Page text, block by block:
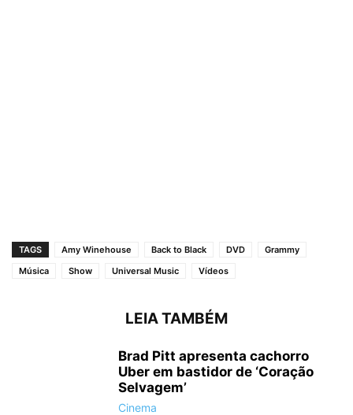
TAGS Amy Winehouse Back to Black DVD
Grammy
Música
Show Universal Music Vídeos
LEIA TAMBÉM
Brad Pitt apresenta cachorro
Uber em bastidor de ‘Coração
Selvagem’
Cinema